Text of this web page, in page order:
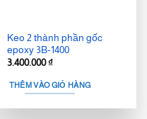
Keo 2 thành phần gốc
epoxy 3B-1400
3.400.000₫
THÊM VÀO GIỎ HÀNG